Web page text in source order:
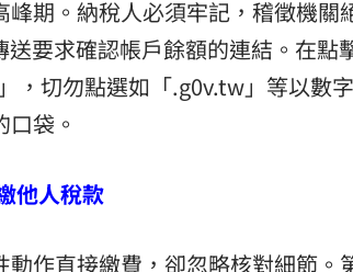
期。納稅人必須牢記，稽徵機關
要求確認帳戶餘額的連結。在點
，切勿點選如「.g0v.tw」等以數
袋。
他人稅款
動作直接繳費，卻忽略核對細節。